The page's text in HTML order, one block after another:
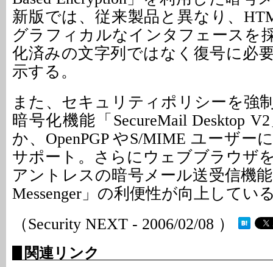
新版では、従来製品と異なり、
グラフィカルなインタフェースを
化済みの文字列ではなく復号に必
示する。
また、セキュリティポリシーを強
暗号化機能「SecureMail Desktop
か、OpenPGP やS/MIME ユーザー
サポート。さらにウェブブラウザ
アントレスの暗号メール送受信機能
Messenger」の利便性が向上してい
（Security NEXT - 2006/02/08 ）
関連リンク